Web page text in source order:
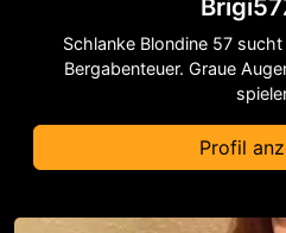
Schlanke Blondine 57
Bergabenteuer. Graue
Profil